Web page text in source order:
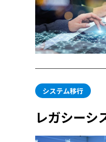
システム移行
レガシーシ